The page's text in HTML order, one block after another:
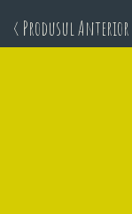
< Produsul Anterior